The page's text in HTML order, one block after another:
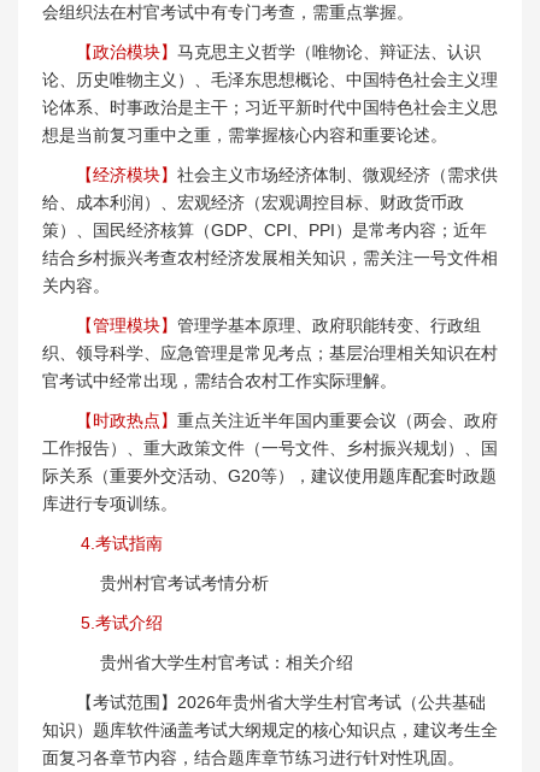
会组织法在村官考试中有专门考查，需重点掌握。
【政治模块】 马克思主义哲学（唯物论、辩证法、认识
论、历史唯物主义）、毛泽东思想概论、中国特色社会主义理
论体系、时事政治是主干；习近平新时代中国特色社会主义思
想是当前复习重中之重，需掌握核心内容和重要论述。
【经济模块】 社会主义市场经济体制、微观经济（需求供
给、成本利润）、宏观经济（宏观调控目标、财政货币政
策）、国民经济核算（GDP、CPI、PPI）是常考内容；近年
结合乡村振兴考查农村经济发展相关知识，需关注一号文件相
关内容。
【管理模块】 管理学基本原理、政府职能转变、行政组
织、领导科学、应急管理是常见考点；基层治理相关知识在村
官考试中经常出现，需结合农村工作实际理解。
【时政热点】 重点关注近半年国内重要会议（两会、政府
工作报告）、重大政策文件（一号文件、乡村振兴规划）、国
际关系（重要外交活动、G20等），建议使用题库配套时政题
库进行专项训练。
4.考试指南
贵州村官考试考情分析
5.考试介绍
贵州省大学生村官考试：相关介绍
【考试范围】2026年贵州省大学生村官考试（公共基础
知识）题库软件涵盖考试大纲规定的核心知识点，建议考生全
面复习各章节内容，结合题库章节练习进行针对性巩固。